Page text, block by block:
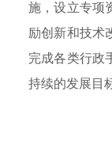
施，设立专项
励创新和技术
完成各类行政
持续的发展目